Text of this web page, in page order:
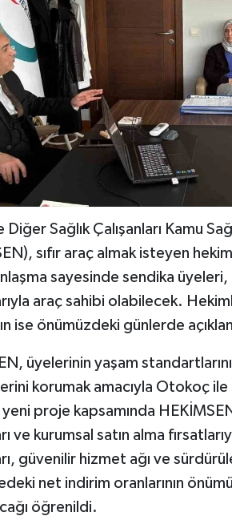
Diğer Sağlık Çalışanları Kamu
sıfır araç almak isteyen
sayesinde sendika
araç sahibi olabilecek.
ise önümüzdeki günlerde
üyelerinin yaşam
korumak amacıyla Otokoç
proje kapsamında
ve kurumsal satın alma
güvenilir hizmet ağı ve
net indirim oranlarının
öğrenildi.